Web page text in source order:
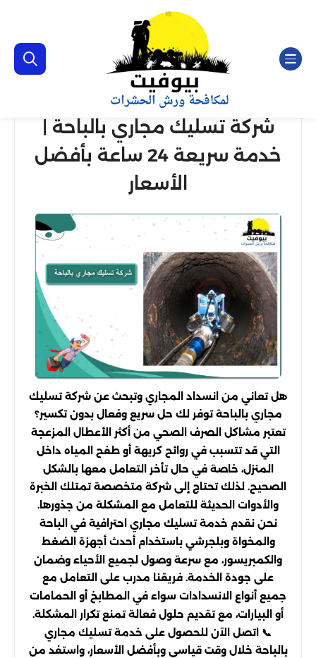
شركة تسليك مجاري بالباحة |
خدمة سريعة 24 ساعة بأفضل
الأسعار
هل تعاني من انسداد المجاري وتبحث عن شركة تسليك
مجاري بالباحة توفر لك حل سريع وفعال بدون تكسير؟
تعتبر مشاكل الصرف الصحي من أكثر الأعطال المزعجة
التي قد تتسبب في روائح كريهة أو طفح المياه داخل
المنزل، خاصة في حال تأخر التعامل معها بالشكل
الصحيح. لذلك تحتاج إلى شركة متخصصة تمتلك الخبرة
والأدوات الحديثة للتعامل مع المشكلة من جذورها.
نحن نقدم خدمة تسليك مجاري احترافية في الباحة
والمخواة وبلجرشي باستخدام أحدث أجهزة الضغط
والكمبريسور، مع سرعة وصول لجميع الأحياء وضمان
على جودة الخدمة. فريقنا مدرب على التعامل مع
جميع أنواع الانسدادات سواء في المطابخ أو الحمامات
أو البيارات، مع تقديم حلول فعالة تمنع تكرار المشكلة.
📞 اتصل الآن للحصول على خدمة تسليك مجاري
بالباحة خلال وقت قياسي وبأفضل الأسعار، واستفد من